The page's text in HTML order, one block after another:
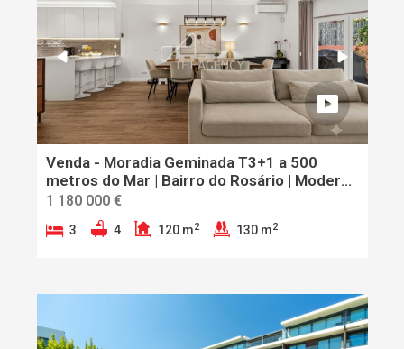
Venda - Moradia Geminada T3+1 a 500
metros do Mar | Bairro do Rosário | Moderna
e Remodelada, Garagem Interior Espaçosa,
Jardim e Rooftop com Home Office
1 180 000 €
3 4 120 m2 130 m2